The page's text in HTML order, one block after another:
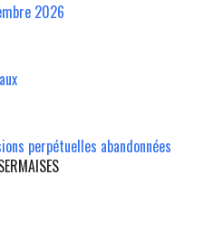
2026
perpétuelles abandonnées